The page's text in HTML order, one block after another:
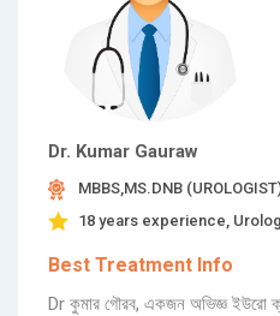
Dr. Kumar Gauraw
MBBS,MS.DNB
18 years experience,
Best Treatment Info
Dr কুমার গৌরব, একজন অভিজ্ঞ ইউরো